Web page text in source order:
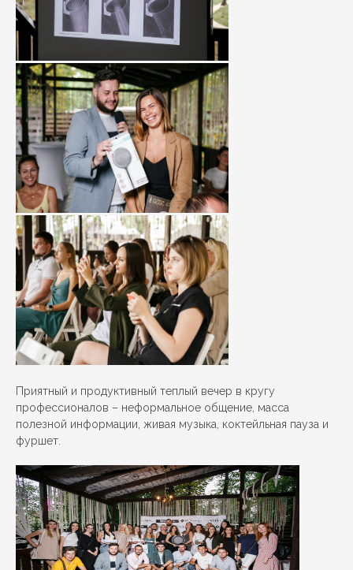
Приятный и продуктивный теплый вечер в кругу
профессионалов – неформальное общение, масса
полезной информации, живая музыка, коктейльная пауза и
фуршет.